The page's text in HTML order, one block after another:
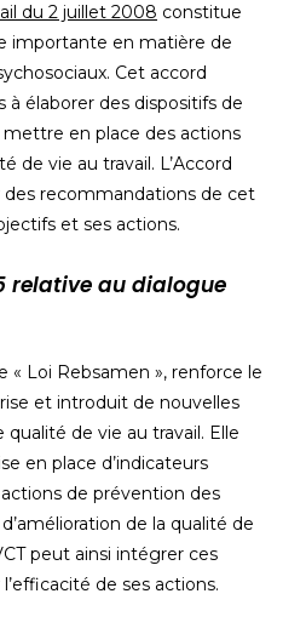
du 2 juillet 2008 constitue
importante en matière de
Cet accord
à élaborer des dispositifs de
en place des actions
de vie au travail. L’Accord
des recommandations de cet
et ses actions.
relative au dialogue
« Loi Rebsamen », renforce le
et introduit de nouvelles
de vie au travail. Elle
en place d’indicateurs
de prévention des
de la qualité de
peut ainsi intégrer ces
de ses actions.